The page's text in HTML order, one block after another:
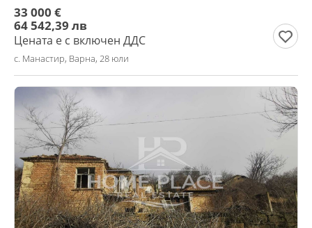
33 000 €
64 542,39 лв
Цената е с включен ДДС
с. Манастир, Варна, 28 юли